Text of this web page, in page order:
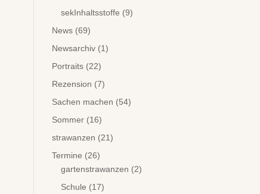
sekInhaltsstoffe (9)
News(69)
Newsarchiv(1)
Portraits(22)
Rezension (7)
Sachen machen (54)
Sommer(16)
strawanzen (21)
Termine (26)
gartenstrawanzen (2)
Schule (17)